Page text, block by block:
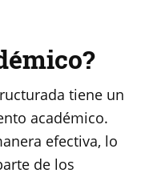
tiene un
académico.
efectiva, lo
de los